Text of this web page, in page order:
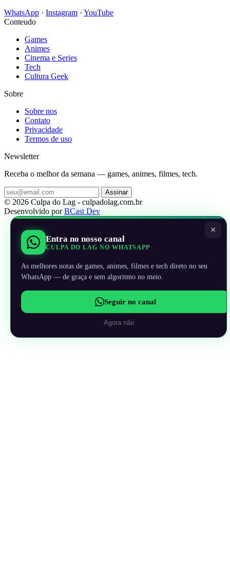
WhatsApp · Instagram · YouTube
Conteudo
Games
Animes
Cinema e Series
Tech
Cultura Geek
Sobre
Sobre nos
Contato
Privacidade
Termos de uso
Newsletter
Receba o melhor da semana — games, animes, filmes, tech.
Assinar
© 2026 Culpa do Lag - culpadolag.com.br
Desenvolvido porBCast Dev
×
Entra no nosso canal
CULPA DO LAG NO WHATSAPP
As melhores notas de games, animes, filmes e tech direto no seu
WhatsApp — de graça e sem algoritmo no meio.
Seguir no canal
Agora não